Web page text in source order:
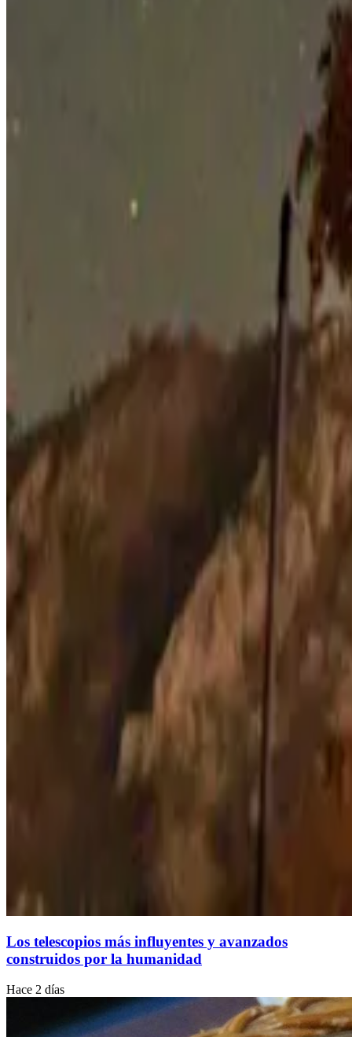
Los telescopios más influyentes y avanzados
construidos por la humanidad
Hace 2 días